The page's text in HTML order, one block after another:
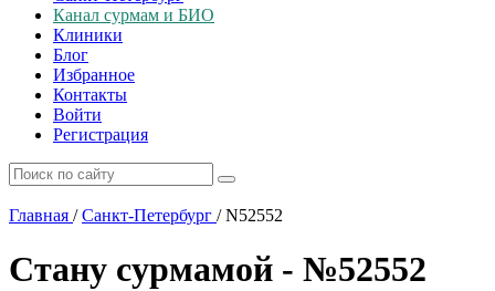
Канал сурмам и БИО
Клиники
Блог
Избранное
Контакты
Войти
Регистрация
Главная / Санкт-Петербург /N52552
Стану сурмамой - №52552